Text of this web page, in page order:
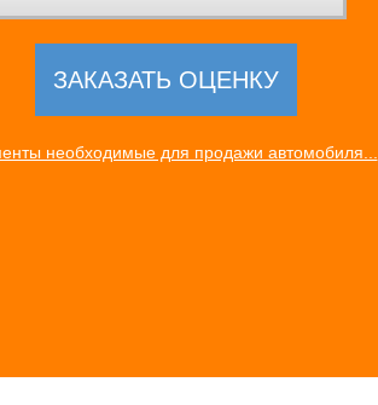
необходимые для продажи автомобиля...